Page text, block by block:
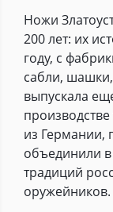
Ножи
200 лет: их
году, с
сабли,
выпускала
из Германии,
объединили
традиций
оружейников.